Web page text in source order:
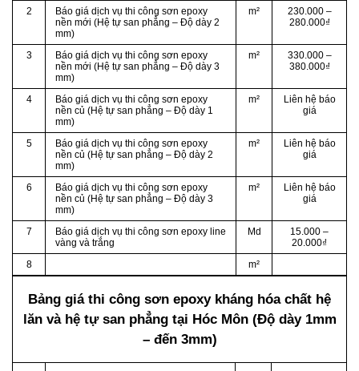
2
Báo giá dịch vụ thi công sơn epoxy
nền mới (Hệ tự san phẳng – Độ dày 2
mm)
m²
230.000 –
280.000₫
3
Báo giá dịch vụ thi công sơn epoxy
nền mới (Hệ tự san phẳng – Độ dày 3
mm)
m²
330.000 –
380.000₫
4
Báo giá dịch vụ thi công sơn epoxy
nền củ (Hệ tự san phẳng – Độ dày 1
mm)
m²
Liên hệ báo
giá
5
Báo giá dịch vụ thi công sơn epoxy
nền củ (Hệ tự san phẳng – Độ dày 2
mm)
m²
Liên hệ báo
giá
6
Báo giá dịch vụ thi công sơn epoxy
nền củ (Hệ tự san phẳng – Độ dày 3
mm)
m²
Liên hệ báo
giá
7
Báo giá dịch vụ thi công sơn epoxy line
vàng và trắng
Md
15.000 –
20.000₫
8
m²
Bảng giá thi công sơn epoxy kháng hóa chất hệ
lăn và hệ tự san phẳngtại Hóc Môn (Độ dày 1mm
– đến 3mm)